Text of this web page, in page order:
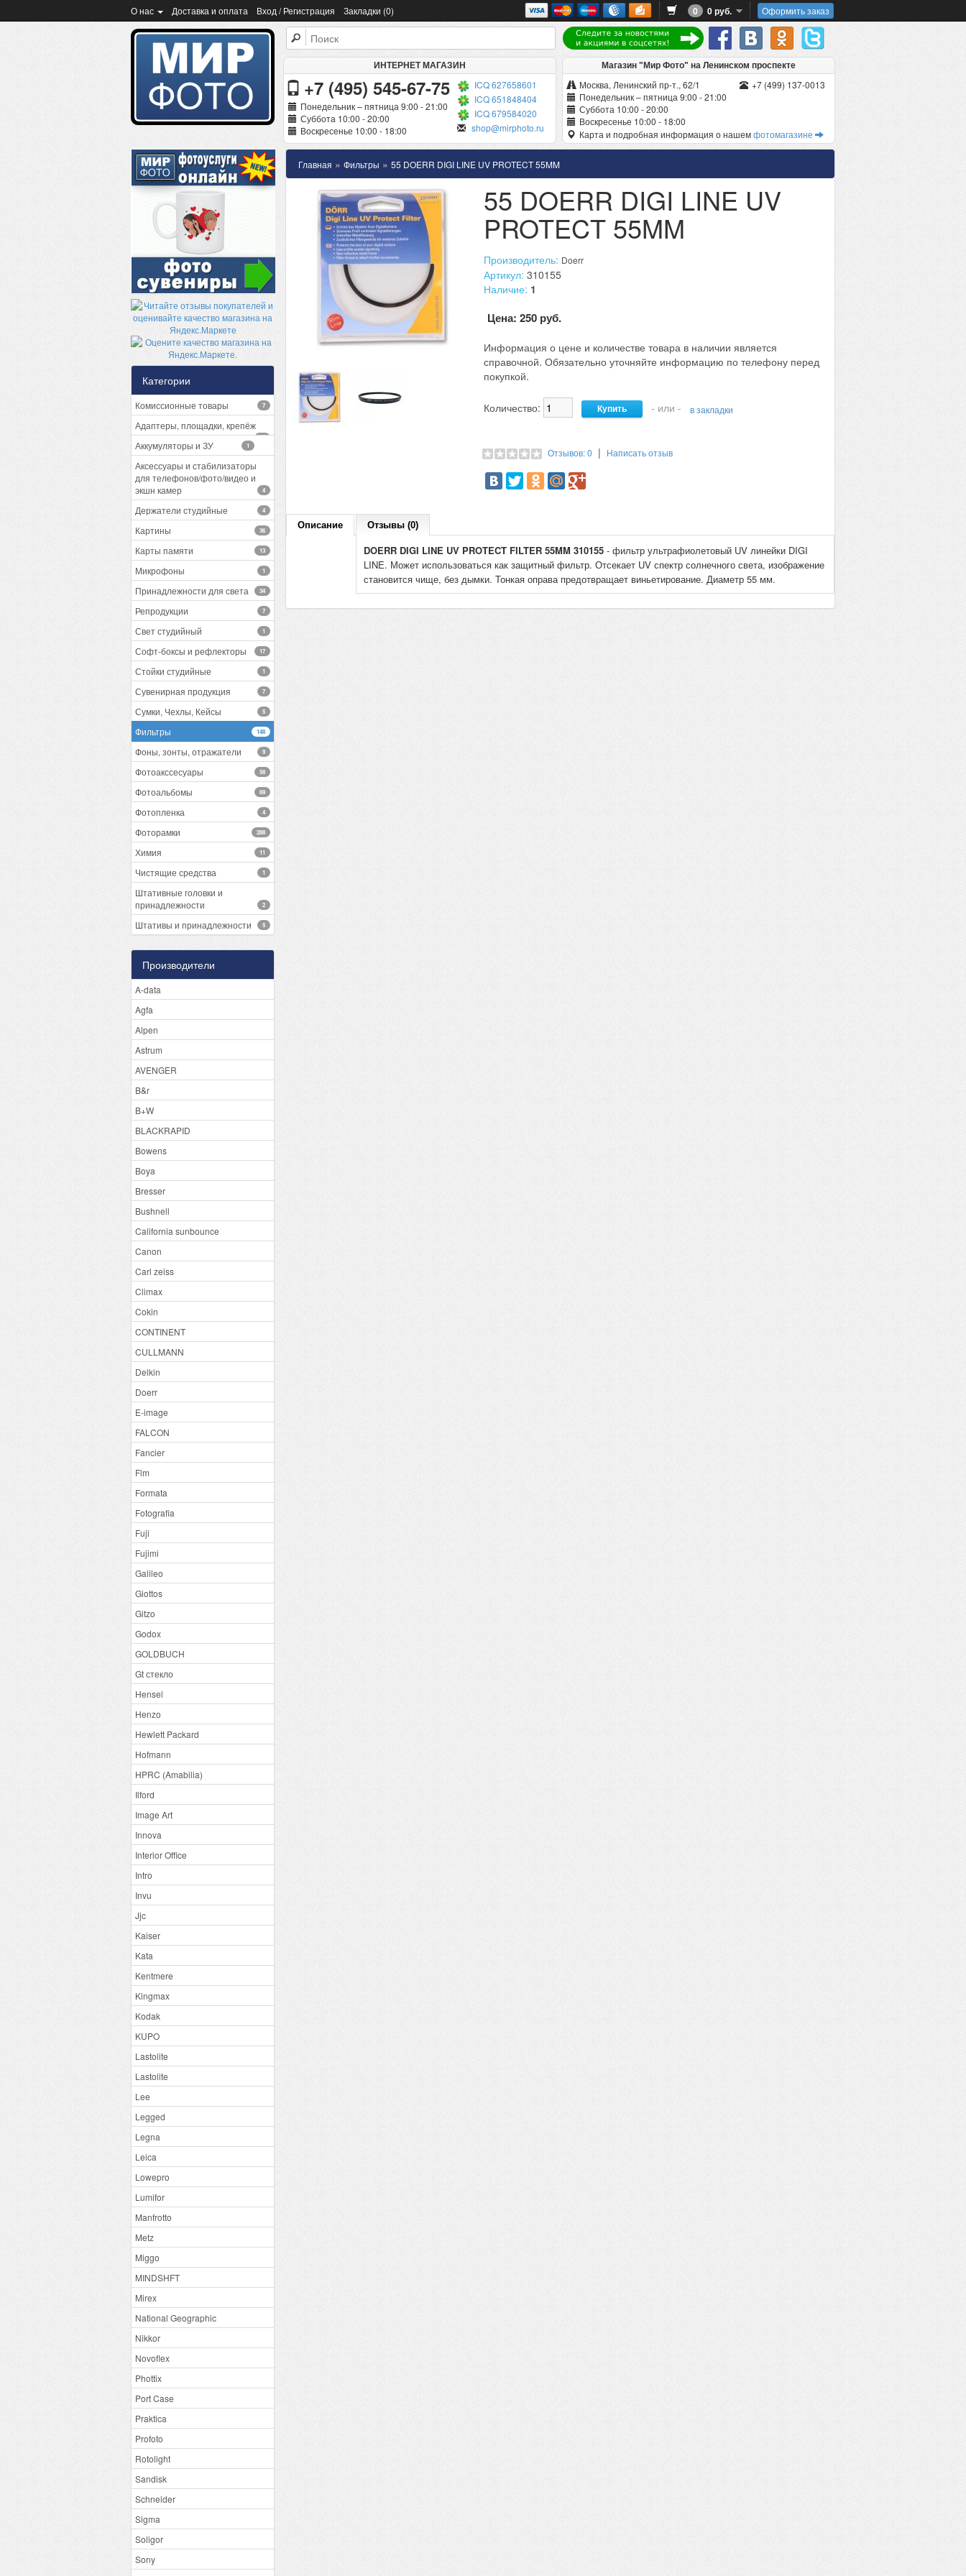
О нас Доставка и оплата Вход / Регистрация Закладки (0) Оформить заказ
0 0 руб.
Магазин "Мир Фото" на Ленинском проспекте
Москва, Ленинский пр-т., 62/1
Понедельник – пятница 9:00 - 21:00
Суббота 10:00 - 20:00
Воскресенье 10:00 - 18:00
+7 (499) 137-0013
Карта и подробная информация о нашемфотомагазине
ИНТЕРНЕТ МАГАЗИН
+7 (495) 545-67-75
Понедельник – пятница 9:00 - 21:00
Суббота 10:00 - 20:00
Воскресенье 10:00 - 18:00
ICQ 627658601
ICQ 651848404
ICQ 679584020
shop@mirphoto.ru
Категории
Комиссионные товары 7
Адаптеры, площадки, крепёж
13
Аккумуляторы и ЗУ 1
Аксессуары и стабилизаторы
для телефонов/фото/видео и
экшн камер
4
Держатели студийные 4
Картины 36
Карты памяти 13
Микрофоны 1
Принадлежности для света 34
Репродукции 7
Свет студийный 1
Софт-боксы и рефлекторы 17
Стойки студийные 1
Сувенирная продукция 7
Сумки, Чехлы, Кейсы 5
Фильтры 148
Фоны, зонты, отражатели 9
Фотоакссесуары 58
Фотоальбомы 69
Фотопленка 4
Фоторамки 288
Химия 11
Чистящие средства 1
Штативные головки и
принадлежности
2
Штативы и принадлежности 5
Производители
A-data
Agfa
Alpen
Astrum
AVENGER
B&r
B+W
BLACKRAPID
Bowens
Boya
Bresser
Bushnell
California sunbounce
Canon
Carl zeiss
Climax
Cokin
CONTINENT
CULLMANN
Delkin
Doerr
E-image
FALCON
Fancier
Flm
Formata
Fotografia
Fuji
Fujimi
Galileo
Giottos
Gitzo
Godox
GOLDBUCH
Gt стекло
Hensel
Henzo
Hewlett Packard
Hofmann
HPRC (Amabilia)
Ilford
Image Art
Innova
Interior Office
Intro
Invu
Jjc
Kaiser
Kata
Kentmere
Kingmax
Kodak
KUPO
Lastolite
Lastolite
Lee
Legged
Legna
Leica
Lowepro
Lumifor
Manfrotto
Metz
Miggo
MINDSHFT
Mirex
National Geographic
Nikkor
Novoflex
Phottix
Port Case
Praktica
Profoto
Rotolight
Sandisk
Schneider
Sigma
Soligor
Sony
Главная » Фильтры » 55 DOERR DIGI LINE UV PROTECT 55MM
55 DOERR DIGI LINE UV
PROTECT 55MM
Производитель: Doerr
Артикул: 310155
Наличие: 1
Цена: 250 руб.
Информация о цене и количестве товара в наличии является
справочной. Обязательно уточняйте информацию по телефону перед
покупкой.
Количество: - или - в закладки
Отзывов: 0 | Написать отзыв
Описание Отзывы (0)
DOERR DIGI LINE UV PROTECT FILTER 55MM 310155 - фильтр ультрафиолетовый UV линейки DIGI
LINE. Может использоваться как защитный фильтр. Отсекает UV спектр солнечного света, изображение
становится чище, без дымки. Тонкая оправа предотвращает виньетирование. Диаметр 55 мм.